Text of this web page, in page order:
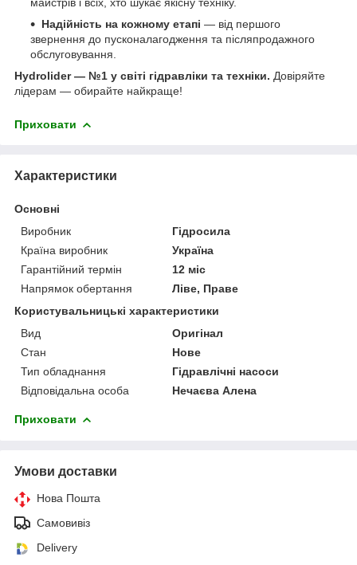
Надійність на кожному етапі — від першого
звернення до пусконалагодження та післяпродажного
обслуговування.
Hydrolider — №1 у світі гідравліки та техніки. Довіряйте
лідерам — обирайте найкраще!
Приховати
Характеристики
Основні
Виробник
Гідросила
Країна виробник
Україна
Гарантійний термін
12 міс
Напрямок обертання
Ліве, Праве
Користувальницькі характеристики
Вид
Оригінал
Стан
Нове
Тип обладнання
Гідравлічні насоси
Відповідальна особа
Нечаєва Алена
Приховати
Умови доставки
Нова Пошта
Самовивіз
Delivery